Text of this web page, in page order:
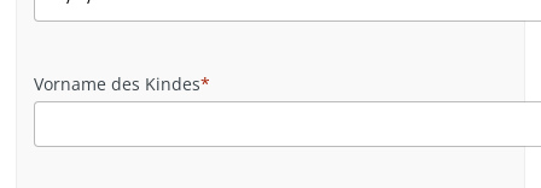
Vorname des Kindes*